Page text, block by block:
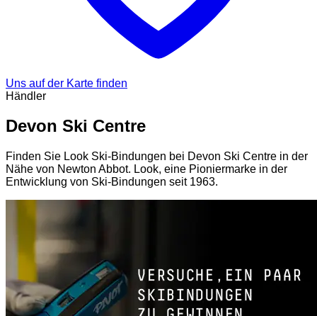
Uns auf der Karte finden
Händler
Devon Ski Centre
Finden Sie Look Ski-Bindungen bei Devon Ski Centre in der
Nähe von Newton Abbot. Look, eine Pioniermarke in der
Entwicklung von Ski-Bindungen seit 1963.